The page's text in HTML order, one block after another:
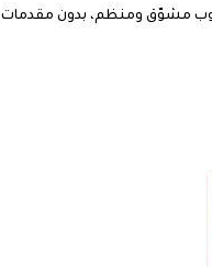
مشوّق ومنظم، بدون مقدمات